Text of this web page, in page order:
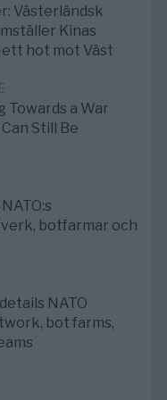
Västerländsk
Kinas
ett hot mot Väst
Towards a War
Can Still Be
botfarmar och
NATO
bot farms,